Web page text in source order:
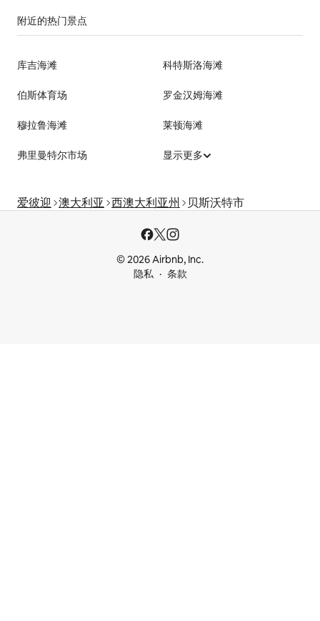
附近的热门景点
库吉海滩 科特斯洛海滩
伯斯体育场 罗金汉姆海滩
穆拉鲁海滩 莱顿海滩
弗里曼特尔市场 显示更多
爱彼迎 澳大利亚 西澳大利亚州 贝斯沃特市
© 2026 Airbnb, Inc.
隐私
条款